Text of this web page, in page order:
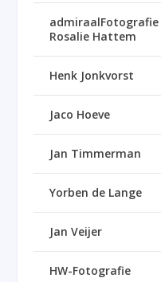
admiraalFotografie
Rosalie Hattem
Henk Jonkvorst
Jaco Hoeve
Jan Timmerman
Yorben de Lange
Jan Veijer
HW-Fotografie